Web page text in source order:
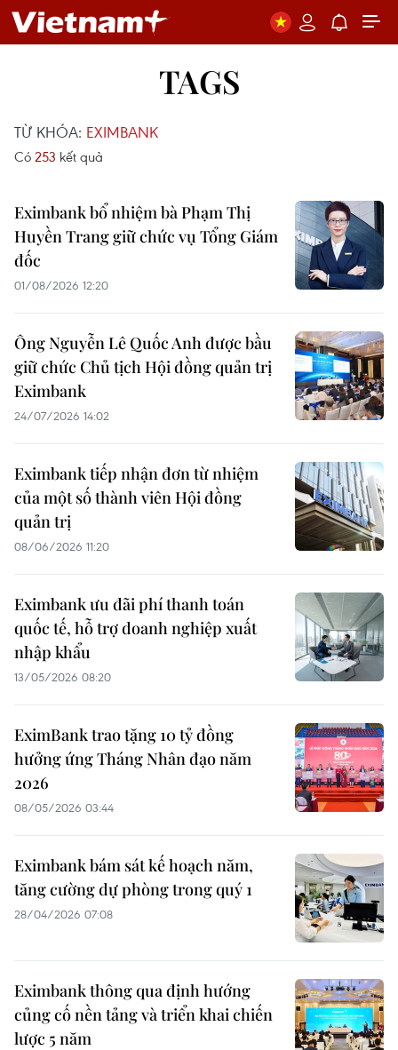
TAGS
TỪ KHÓA: EXIMBANK
Có 253 kết quả
Eximbank bổ nhiệm bà Phạm Thị
Huyền Trang giữ chức vụ Tổng Giám
đốc
01/08/2026 12:20
Ông Nguyễn Lê Quốc Anh được bầu
giữ chức Chủ tịch Hội đồng quản trị
Eximbank
24/07/2026 14:02
Eximbank tiếp nhận đơn từ nhiệm
của một số thành viên Hội đồng
quản trị
08/06/2026 11:20
Eximbank ưu đãi phí thanh toán
quốc tế, hỗ trợ doanh nghiệp xuất
nhập khẩu
13/05/2026 08:20
EximBank trao tặng 10 tỷ đồng
hưởng ứng Tháng Nhân đạo năm
2026
08/05/2026 03:44
Eximbank bám sát kế hoạch năm,
tăng cường dự phòng trong quý 1
28/04/2026 07:08
Eximbank thông qua định hướng
củng cố nền tảng và triển khai chiến
lược 5 năm